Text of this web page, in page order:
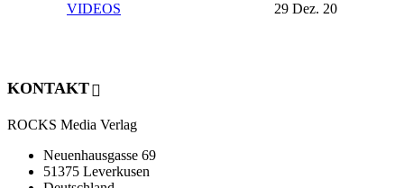
VIDEOS 29 Dez. 20
KONTAKT
ROCKS Media Verlag
Neuenhausgasse 69
51375 Leverkusen